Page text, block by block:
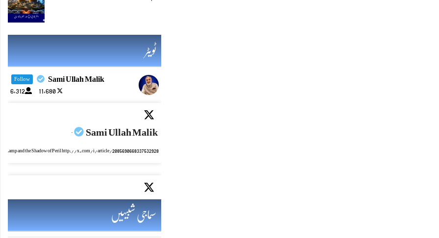
ٹویٹر
Sami Ullah Malik
Follow
11,680
6,312
Sami Ullah Malik
·
Lamp and the Shadow of Peril http://x.com/i/article/2085690668337532928
Sami Ullah Malik
ایٹم کا چراغ اور خطرہ کا سایہ http://x.com/i/article/2085690028282511360
سماجی شبیہیں